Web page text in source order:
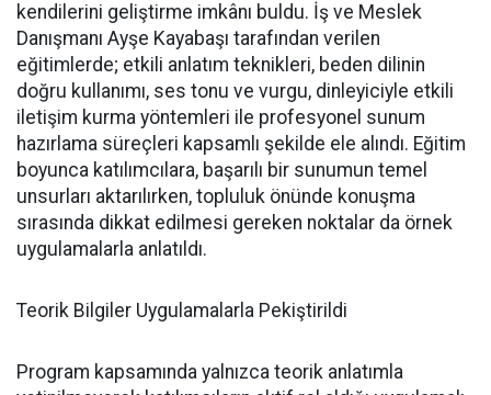
kendilerini geliştirme imkânı buldu. İş ve Meslek
Danışmanı Ayşe Kayabaşı tarafından verilen
eğitimlerde; etkili anlatım teknikleri, beden dilinin
doğru kullanımı, ses tonu ve vurgu, dinleyiciyle etkili
iletişim kurma yöntemleri ile profesyonel sunum
hazırlama süreçleri kapsamlı şekilde ele alındı. Eğitim
boyunca katılımcılara, başarılı bir sunumun temel
unsurları aktarılırken, topluluk önünde konuşma
sırasında dikkat edilmesi gereken noktalar da örnek
uygulamalarla anlatıldı.
Teorik Bilgiler Uygulamalarla Pekiştirildi
Program kapsamında yalnızca teorik anlatımla